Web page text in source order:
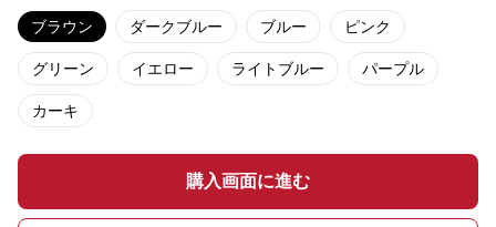
ブラウン ダークブルー ブルー ピンク
グリーン イエロー ライトブルー パープル
カーキ
購入画面に進む